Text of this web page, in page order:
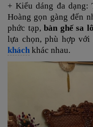
+ Kiểu dáng đa dạng:
Hoàng gọn gàng đến
phức tạp,bàn ghế sa
lựa chọn, phù hợp với
khách khác nhau.